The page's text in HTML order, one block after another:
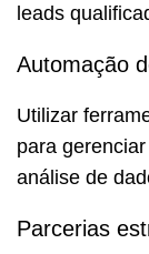
leads
Automação
Utilizar
para
análise de
Parcerias